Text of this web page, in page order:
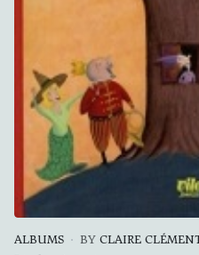
ALBUMS BY CLAIRE